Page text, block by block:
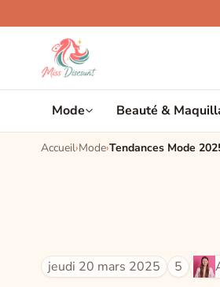
Mode Beauté &
Accueil Mode
jeudi 20 mars 2025 5